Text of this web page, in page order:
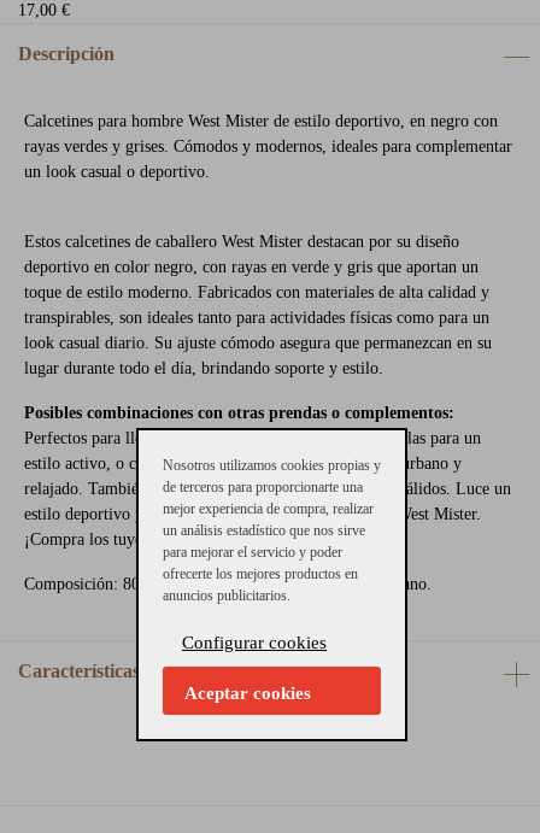
17,00 €
Descripción
Calcetines para hombre West Mister de estilo deportivo, en negro con
rayas verdes y grises. Cómodos y modernos, ideales para complementar
un look casual o deportivo.
Estos calcetines de caballero West Mister destacan por su diseño
deportivo en color negro, con rayas en verde y gris que aportan un
toque de estilo moderno. Fabricados con materiales de alta calidad y
transpirables, son ideales tanto para actividades físicas como para un
look casual diario. Su ajuste cómodo asegura que permanezcan en su
lugar durante todo el día, brindando soporte y estilo.
Posibles combinaciones con otras prendas o complementos:
Perfectos para llevar con pantalones deportivos y zapatillas para un
estilo activo, o con jeans y calzado casual para un look urbano y
relajado. También combinan bien con shorts en climas cálidos. Luce un
estilo deportivo y moderno con los calcetines de rayas West Mister.
¡Compra los tuyos en Gallery Carrilé!
Composición: 80% algodón, 18% poliamida y 2% elastano.
Características
Nosotros utilizamos cookies propias y
de terceros para proporcionarte una
mejor experiencia de compra, realizar
un análisis estadístico que nos sirve
para mejorar el servicio y poder
ofrecerte los mejores productos en
anuncios publicitarios.
Configurar cookies
Aceptar cookies